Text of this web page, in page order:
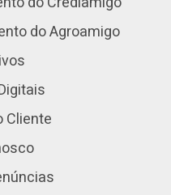
do Agroamigo
Cliente